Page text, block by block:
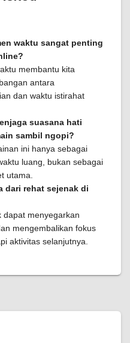
waktu sangat penting
membantu kita
antara
dan waktu istirahat
suasana hati
sambil ngopi?
ini hanya sebagai
luang, bukan sebagai
utama.
dari rehat sejenak di
dapat menyegarkan
mengembalikan fokus
aktivitas selanjutnya.